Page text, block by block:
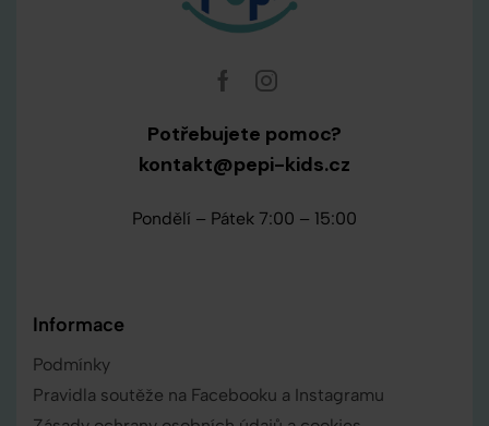
Potřebujete pomoc?
kontakt@pepi-kids.cz
Pondělí – Pátek 7:00 – 15:00
Informace
Podmínky
Pravidla soutěže na Facebooku a Instagramu